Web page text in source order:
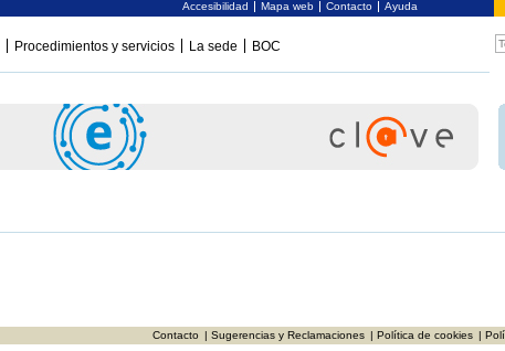
Accesibilidad Mapa web Contacto Ayuda
Procedimientos y servicios La sede BOC
|
| Política de cookies
| Sugerencias y Reclamaciones
Contacto